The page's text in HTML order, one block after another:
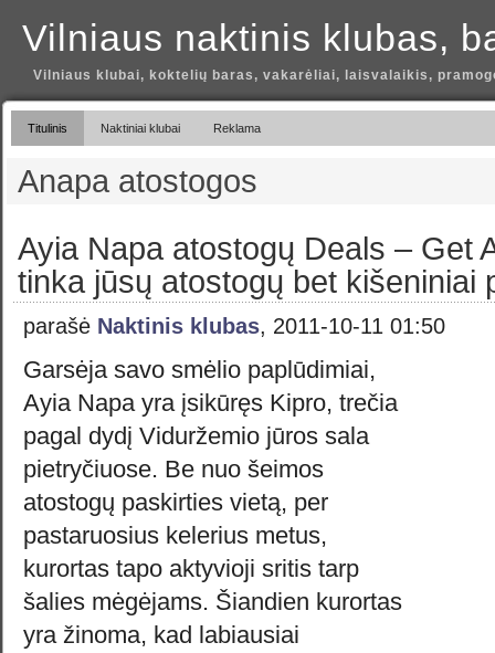
Vilniaus naktinis klubas,
Vilniaus klubai, koktelių baras, vakarėliai, laisvalaikis,
Titulinis Naktiniai klubai Reklama
Anapa atostogos
Ayia Napa atostogų Deals – Get
tinka jūsų atostogų bet kišeniniai
parašė Naktinis klubas, 2011-10-11 01:50
Garsėja savo smėlio paplūdimiai,
Ayia Napa yra įsikūręs Kipro, trečia
pagal dydį Viduržemio jūros sala
pietryčiuose. Be nuo šeimos
atostogų paskirties vietą, per
pastaruosius kelerius metus,
kurortas tapo aktyvioji sritis tarp
šalies mėgėjams. Šiandien kurortas
yra žinoma, kad labiausiai